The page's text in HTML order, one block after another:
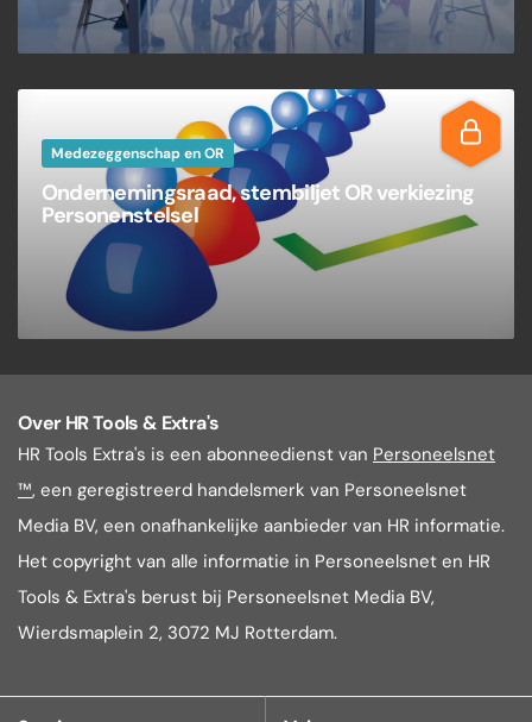
Medezeggenschap en OR
Ondernemingsraad, stembiljet OR verkiezing
Personenstelsel
Over HR Tools & Extra's
HR Tools Extra's is een abonneedienst van Personeelsnet
™, een geregistreerd handelsmerk van Personeelsnet
Media BV, een onafhankelijke aanbieder van HR informatie.
Het copyright van alle informatie in Personeelsnet en HR
Tools & Extra's berust bij Personeelsnet Media BV,
Wierdsmaplein 2, 3072 MJ Rotterdam.